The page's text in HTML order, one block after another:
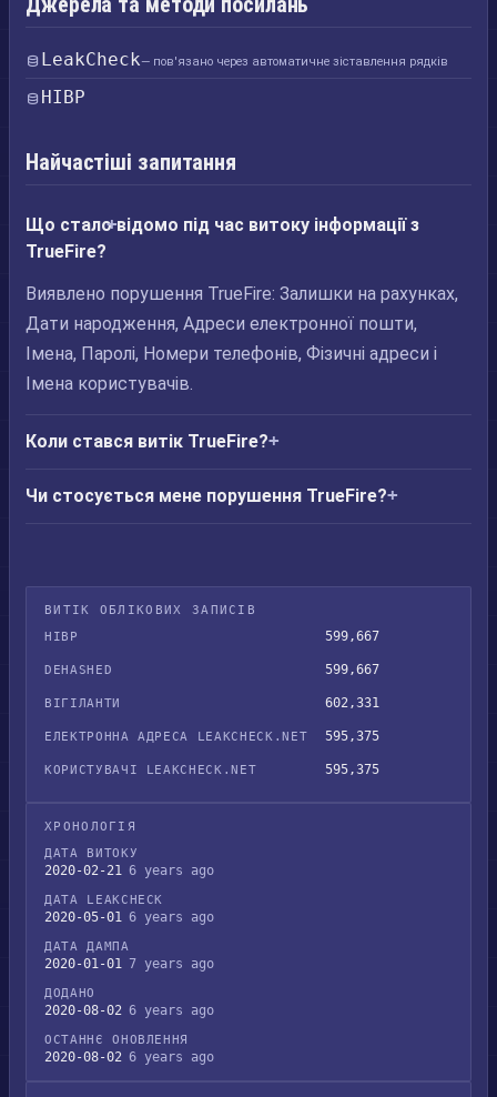
LeakCheck— пов'язано через автоматичне зіставлення рядків
HIBP
Найчастіші запитання
Що стало відомо під час витоку інформації з
TrueFire?
Виявлено порушення TrueFire: Залишки на рахунках,
Дати народження, Адреси електронної пошти,
Імена, Паролі, Номери телефонів, Фізичні адреси і
Імена користувачів.
Коли стався витік TrueFire?
Чи стосується мене порушення TrueFire?
ВИТІК ОБЛІКОВИХ ЗАПИСІВ
HIBP
599,667
DEHASHED 599,667
ВІГІЛАНТИ 602,331
ЕЛЕКТРОННА АДРЕСА LEAKCHECK.NET 595,375
КОРИСТУВАЧІ LEAKCHECK.NET 595,375
ХРОНОЛОГІЯ
ДАТА ВИТОКУ
2020-02-21 6 years ago
ДАТА LEAKCHECK
2020-05-01 6 years ago
ДАТА ДАМПА
2020-01-01 7 years ago
ДОДАНО
2020-08-02 6 years ago
ОСТАННЄ ОНОВЛЕННЯ
2020-08-02 6 years ago